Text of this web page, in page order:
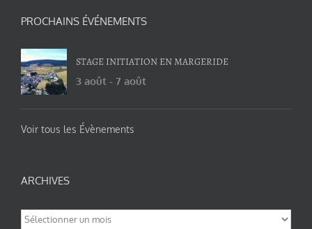
PROCHAINS ÉVÉNEMENTS
STAGE INITIATION EN MARGERIDE
3 août - 7 août
Voir tous les Évènements
ARCHIVES
Archives